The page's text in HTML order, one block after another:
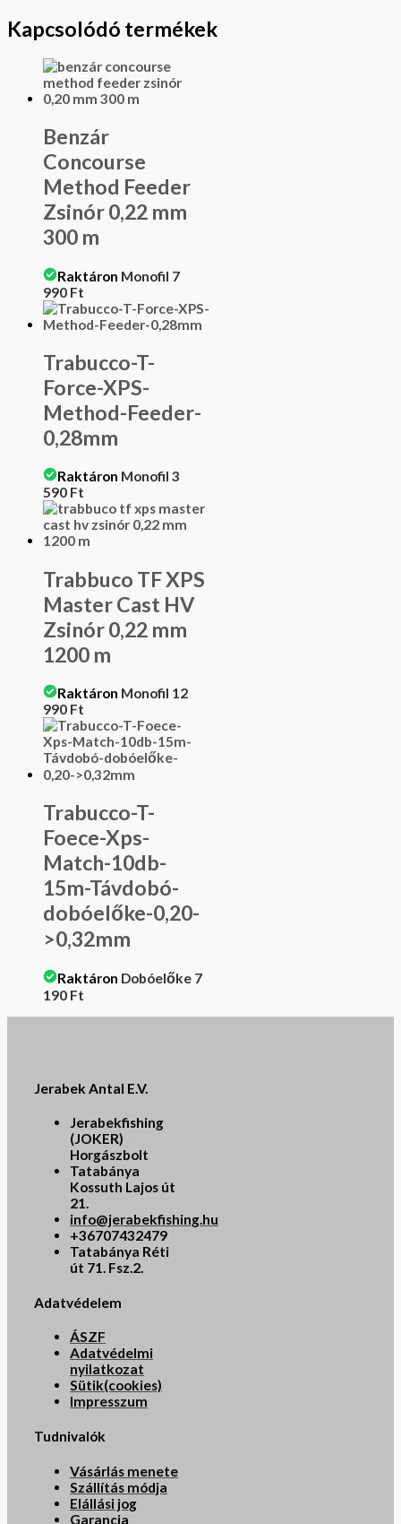
Kapcsolódó termékek
Benzár
Concourse
Method Feeder
Zsinór 0,22 mm
300 m
Raktáron Monofil 7
990 Ft
Trabucco-T-
Force-XPS-
Method-Feeder-
0,28mm
Raktáron Monofil 3
590 Ft
Trabbuco TF XPS
Master Cast HV
Zsinór 0,22 mm
1200 m
Raktáron Monofil 12
990 Ft
Trabucco-T-
Foece-Xps-
Match-10db-
15m-Távdobó-
dobóelőke-0,20-
>0,32mm
Raktáron Dobóelőke 7
190 Ft
Jerabek Antal E.V.
Jerabekfishing
(JOKER)
Horgászbolt
Tatabánya
Kossuth Lajos út
21.
info@jerabekfishing.hu
+36707432479
Tatabánya Réti
út 71. Fsz.2.
Adatvédelem
ÁSZF
Adatvédelmi
nyilatkozat
Sütik(cookies)
Impresszum
Tudnivalók
Vásárlás menete
Szállítás módja
Elállási jog
Garancia